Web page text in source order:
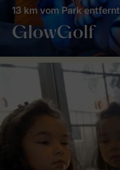
GlowGolf
13 km vom Park entfernt